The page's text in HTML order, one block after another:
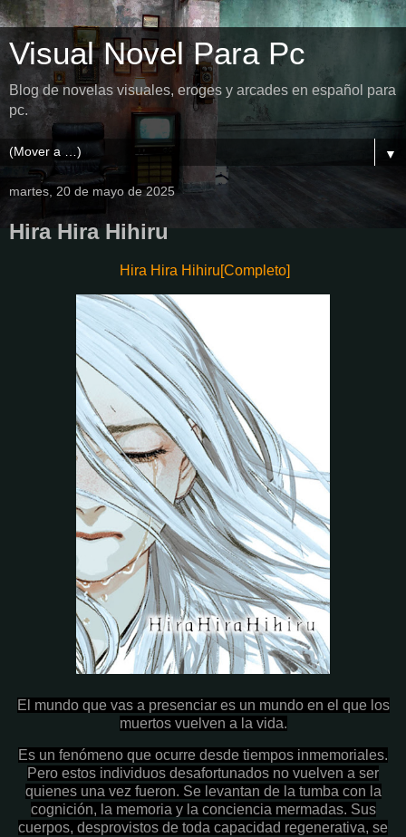
Visual Novel Para Pc
Blog de novelas visuales, eroges y arcades en español para
pc.
▼
martes, 20 de mayo de 2025
Hira Hira Hihiru
Hira Hira Hihiru[Completo]
El mundo que vas a presenciar es un mundo en el que los
muertos vuelven a la vida.
Es un fenómeno que ocurre desde tiempos inmemoriales.
Pero estos individuos desafortunados no vuelven a ser
quienes una vez fueron. Se levantan de la tumba con la
cognición, la memoria y la conciencia mermadas. Sus
cuerpos, desprovistos de toda capacidad regenerativa, se